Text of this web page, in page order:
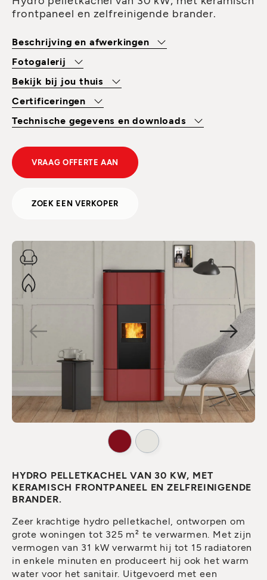
frontpaneel en zelfreinigende brander.
Beschrijving en afwerkingen
Fotogalerij
Bekijk bij jou thuis
Certificeringen
Technische gegevens en downloads
VRAAG OFFERTE AAN
ZOEK EEN VERKOPER
HYDRO PELLETKACHEL VAN 30 KW, MET
KERAMISCH FRONTPANEEL EN ZELFREINIGENDE
BRANDER.
Zeer krachtige hydro pelletkachel, ontworpen om
grote woningen tot 325 m² te verwarmen. Met zijn
vermogen van 31 kW verwarmt hij tot 15 radiatoren
in enkele minuten en produceert hij ook het warm
water voor het sanitair. Uitgevoerd met een